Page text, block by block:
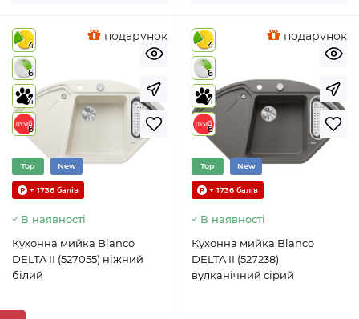
4
6
4
6
подарунок
Top New
+ 1736 балів
В наявності
Кухонна мийка Blanco
DELTA II (527055) ніжний
білий
4
6
4
6
подарунок
Top New
+ 1736 балів
В наявності
Кухонна мийка Blanco
DELTA II (527238)
вулканічний сірий